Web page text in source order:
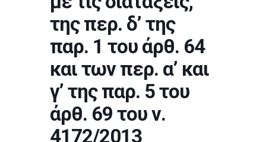
της περ. δ’ της
παρ. 1 του άρθ. 64
και των περ. α’ και
γ’ της παρ. 5 του
άρθ. 69 του ν.
4172/2013